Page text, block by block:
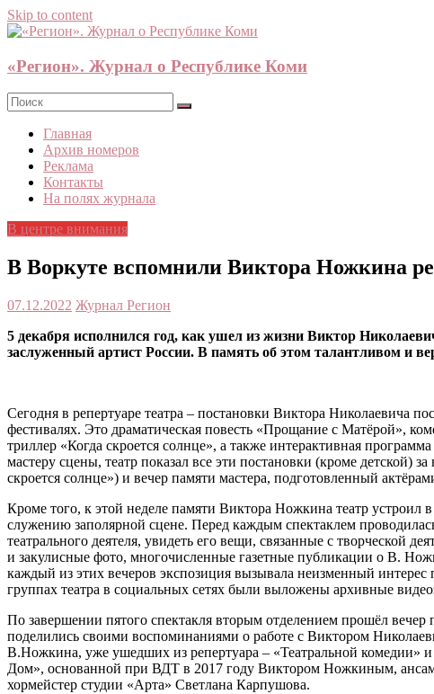
Skip to content
«Регион». Журнал о Республике Коми
Главная
Архив номеров
Реклама
Контакты
На полях журнала
В центре внимания
В Воркуте вспомнили Виктора Ножкина
07.12.2022 Журнал Регион
5 декабря исполнился год, как ушел из жизни Виктор
заслуженный артист России. В память об этом талантливом и
Сегодня в репертуаре театра – постановки Виктора Николаевича
фестивалях. Это драматическая повесть «Прощание с Матёрой»,
триллер «Когда скроется солнце», а также интерактивная
мастеру сцены, театр показал все эти постановки (кроме детской)
скроется солнце») и вечер памяти мастера, подготовленный
Кроме того, к этой неделе памяти Виктора Ножкина театр
служению заполярной сцене. Перед каждым спектаклем
театрального деятеля, увидеть его вещи, связанные с
и закулисные фото, многочисленные газетные публикации о В.
каждый из этих вечеров экспозиция вызывала неизменный
группах театра в социальных сетях были выложены архивные
По завершении пятого спектакля вторым отделением прошёл вечер
поделились своими воспоминаниями о работе с Виктором
В.Ножкина, уже ушедших из репертуара – «Театральной комедии»
Дом», основанной при ВДТ в 2017 году Виктором Ножкиным,
хормейстер студии «Арта» Светлана Карпушова.